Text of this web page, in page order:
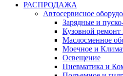
РАСПРОДАЖА
Автосервисное
Зарядные и
Кузовной ремонт
Маслосменное
Моечное и
Освещение
Пневматика и